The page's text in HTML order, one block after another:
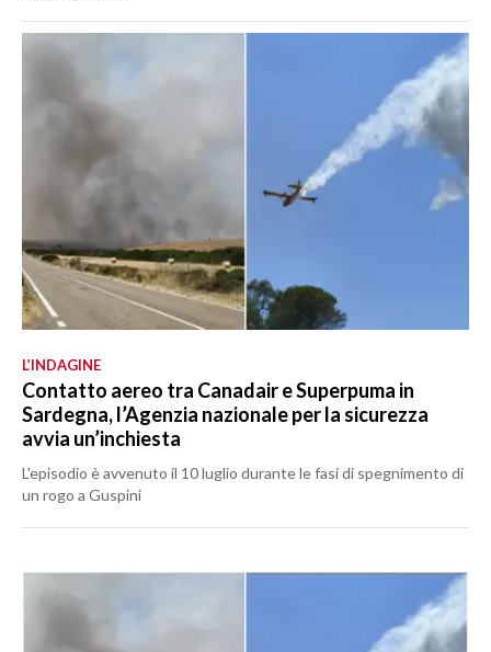
L’INDAGINE
Contatto aereo tra Canadair e Superpuma in
Sardegna, l’Agenzia nazionale per la sicurezza
avvia un’inchiesta
L'episodio è avvenuto il 10 luglio durante le fasi di spegnimento di
un rogo a Guspini